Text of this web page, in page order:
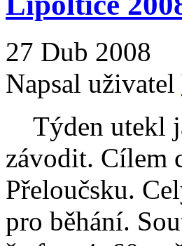
27 Dub 2008
Napsal uživatel
Týden utekl
závodit. Cílem
Přeloučsku.
pro běhání.